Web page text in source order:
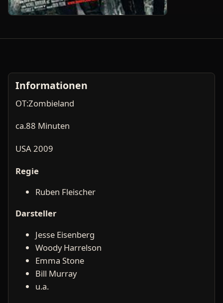
Informationen
OT:Zombieland
ca.88 Minuten
USA 2009
Regie
Ruben Fleischer
Darsteller
Jesse Eisenberg
Woody Harrelson
Emma Stone
Bill Murray
u.a.